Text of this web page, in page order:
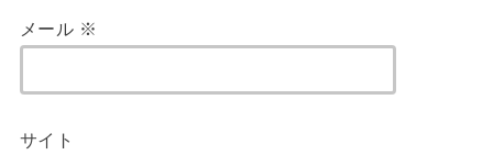
メール ※
サイト